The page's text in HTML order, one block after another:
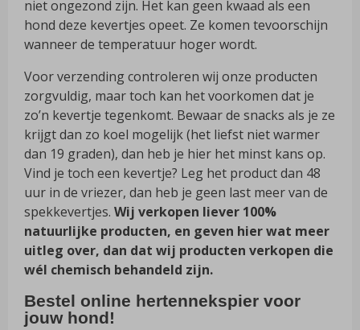
niet ongezond zijn. Het kan geen kwaad als een
hond deze kevertjes opeet. Ze komen tevoorschijn
wanneer de temperatuur hoger wordt.
Voor verzending controleren wij onze producten
zorgvuldig, maar toch kan het voorkomen dat je
zo’n kevertje tegenkomt. Bewaar de snacks als je ze
krijgt dan zo koel mogelijk (het liefst niet warmer
dan 19 graden), dan heb je hier het minst kans op.
Vind je toch een kevertje? Leg het product dan 48
uur in de vriezer, dan heb je geen last meer van de
spekkevertjes.Wij verkopen liever 100%
natuurlijke producten, en geven hier wat meer
uitleg over, dan dat wij producten verkopen die
wél chemisch behandeld zijn.
Bestel online hertennekspier voor
jouw hond!